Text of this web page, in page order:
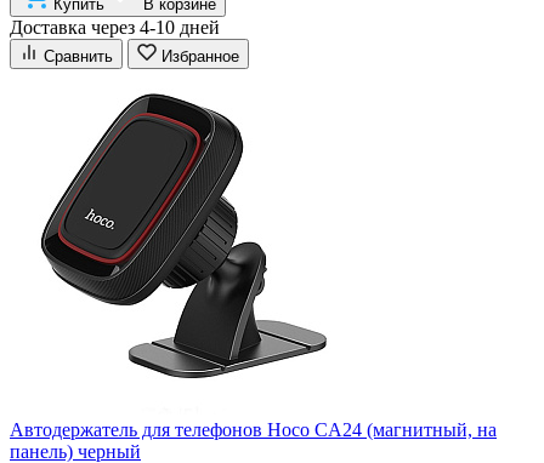
Купить В корзине
Доставка через 4-10 дней
Сравнить Избранное
Автодержатель для телефонов Hoco CA24 (магнитный, на
панель) черный